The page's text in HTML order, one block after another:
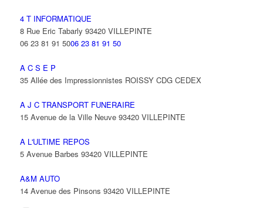
4 T INFORMATIQUE
8 Rue Eric Tabarly 93420 VILLEPINTE
06 23 81 91 5006 23 81 91 50
A C S E P
35 Allée des Impressionnistes ROISSY CDG CEDEX
A J C TRANSPORT FUNERAIRE
15 Avenue de la Ville Neuve 93420 VILLEPINTE
A L'ULTIME REPOS
5 Avenue Barbes 93420 VILLEPINTE
A&M AUTO
14 Avenue des Pinsons 93420 VILLEPINTE